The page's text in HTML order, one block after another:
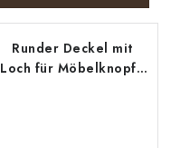
Runder Deckel mit
Loch für Möbelknopf -